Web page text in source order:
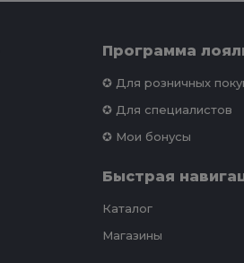
Программа
✪ Для розничных
✪ Для специалистов
✪ Мои бонусы
Быстрая
Каталог
Магазины